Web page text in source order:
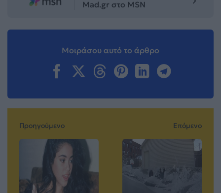
Mad.gr στο MSN
Μοιράσου αυτό το άρθρο
Προηγούμενο Επόμενο